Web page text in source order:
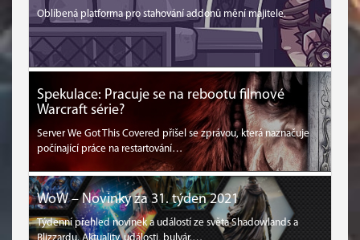
Oblíbená platforma pro stahování addonů mění majitele.
Spekulace: Pracuje se na rebootu filmové
Warcraft série?
Server We Got This Covered přišel se zprávou, která naznačuje
počínající práce na restartování…
WoW – Novinky za 31. týden 2021
Týdenní přehled novinek a událostí ze světa Shadowlands a